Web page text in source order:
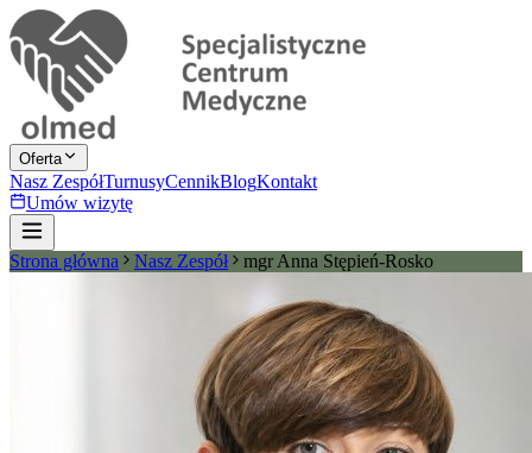
Oferta
Nasz ZespółTurnusyCennikBlogKontakt
Umów wizytę
Strona główna Nasz Zespół mgr Anna Stępień-Rosko